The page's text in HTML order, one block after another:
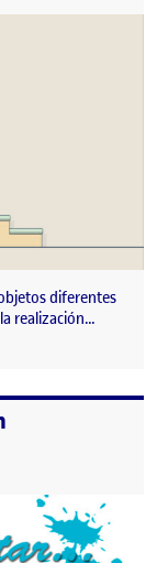
diferentes
realización…
pm